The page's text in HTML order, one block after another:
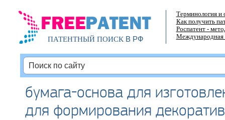
ПАТЕНТНЫЙ ПОИСКВ РФ
Терминология и
Как получить
Роспатент -
Международная
бумага-основа для
для формирования